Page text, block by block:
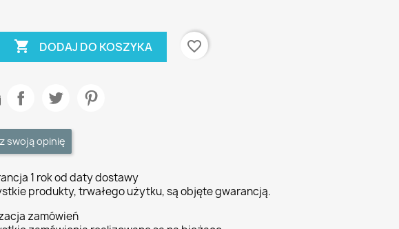
 DODAJ DO KOSZYKA favorite_border
swoją opinię
1 rok od daty dostawy
produkty, trwałego użytku, są objęte gwarancją.
zamówień